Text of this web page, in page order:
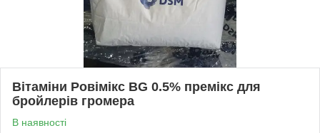
Вітаміни Ровімікс BG 0.5% премікс для
бройлерів громера
В наявності